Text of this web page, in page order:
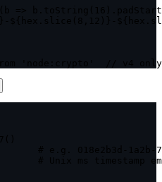
=>
${hex.slice(8,12)}-
from 'node:crypto'  // v4
018e2b3d-1a2b-
Unix ms timestamp